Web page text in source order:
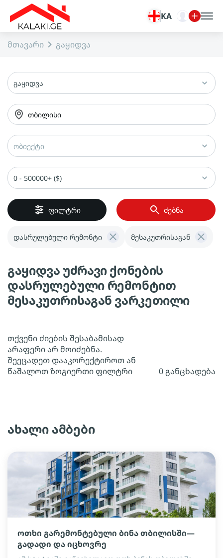
KA
მთავარი გაყიდვა
გაყიდვა
თბილისი
ობიექტი
0 - 500000+ ($)
ფილტრი ძებნა
დასრულებული რემონტი მესაკუთრისაგან
გაყიდვა უძრავი ქონების
დასრულებული რემონტით
მესაკუთრისაგან ვარკეთილი
თქვენი ძიების შესაბამისად
არაფერი არ მოიძებნა.
შეეცადეთ დააკორექტიროთ ან
წაშალოთ ზოგიერთი ფილტრი
0 განცხადება
ახალი ამბები
ოთხი გარემონტებული ბინა თბილისში—
გადადი და იცხოვრე